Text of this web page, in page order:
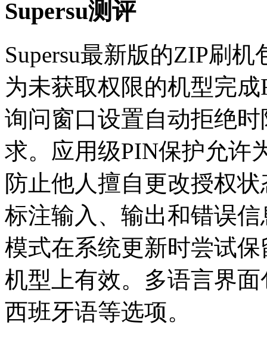
Supersu测评
Supersu最新版的ZIP刷
为未获取权限的机型完
询问窗口设置自动拒绝
求。应用级PIN保护允许
防止他人擅自更改授权
标注输入、输出和错误
模式在系统更新时尝试
机型上有效。多语言界
西班牙语等选项。